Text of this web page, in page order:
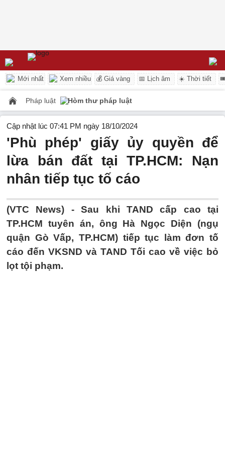
Mới nhất Xem nhiều 💰 Giá vàng 📅 Lịch âm ☀️ Thời tiết
Pháp luật Hòm thư pháp luật
Cập nhật lúc 07:41 PM ngày 18/10/2024
'Phù phép' giấy ủy quyền để
lừa bán đất tại TP.HCM: Nạn
nhân tiếp tục tố cáo
(VTC News) -Sau khi TAND cấp cao tại
TP.HCM tuyên án, ông Hà Ngọc Diện (ngụ
quận Gò Vấp, TP.HCM) tiếp tục làm đơn tố
cáo đến VKSND và TAND Tối cao về việc bỏ
lọt tội phạm.